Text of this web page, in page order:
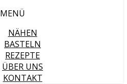
MENÜ
NÄHEN
BASTELN
REZEPTE
ÜBER UNS
KONTAKT